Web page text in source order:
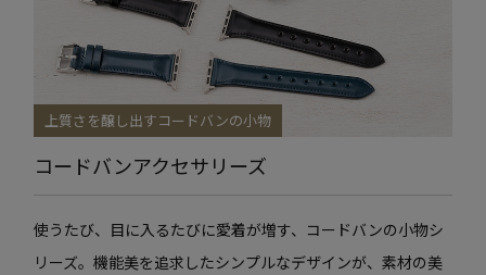
コードバンアクセサリーズ
上質さを醸し出すコードバンの小物
使うたび、目に入るたびに愛着が増す、コードバンの小物シ
リーズ。機能美を追求したシンプルなデザインが、素材の美